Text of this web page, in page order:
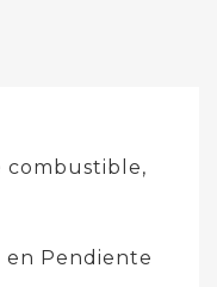
combustible,
en Pendiente